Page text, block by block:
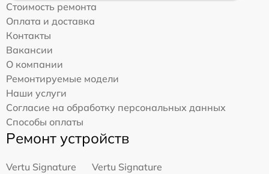
Стоимость ремонта
Оплата и доставка
Контакты
Вакансии
О компании
Ремонтируемые модели
Наши услуги
Согласие на обработку персональных данных
Способы оплаты
Ремонт устройств
Vertu Signature
Vertu Signature